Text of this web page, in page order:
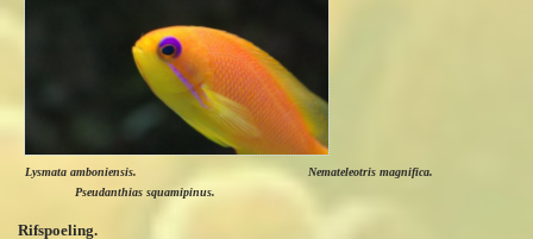
Lysmata amboniensis. Nemateleotris magnifica.
Pseudanthias squamipinus.
Rifspoeling.